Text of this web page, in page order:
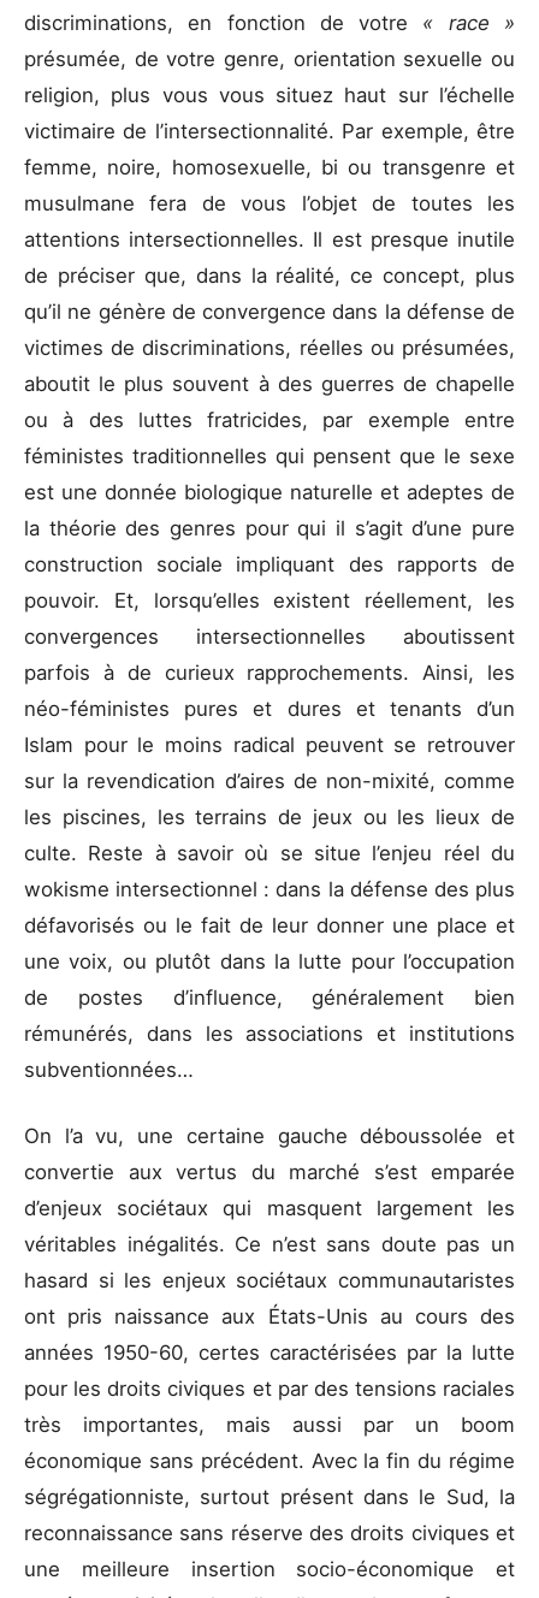
discriminations, en fonction de votre « race »
présumée, de votre genre, orientation sexuelle ou
religion, plus vous vous situez haut sur l’échelle
victimaire de l’intersectionnalité. Par exemple, être
femme, noire, homosexuelle, bi ou transgenre et
musulmane fera de vous l’objet de toutes les
attentions intersectionnelles. Il est presque inutile
de préciser que, dans la réalité, ce concept, plus
qu’il ne génère de convergence dans la défense de
victimes de discriminations, réelles ou présumées,
aboutit le plus souvent à des guerres de chapelle
ou à des luttes fratricides, par exemple entre
féministes traditionnelles qui pensent que le sexe
est une donnée biologique naturelle et adeptes de
la théorie des genres pour qui il s’agit d’une pure
construction sociale impliquant des rapports de
pouvoir. Et, lorsqu’elles existent réellement, les
convergences intersectionnelles aboutissent
parfois à de curieux rapprochements. Ainsi, les
néo-féministes pures et dures et tenants d’un
Islam pour le moins radical peuvent se retrouver
sur la revendication d’aires de non-mixité, comme
les piscines, les terrains de jeux ou les lieux de
culte. Reste à savoir où se situe l’enjeu réel du
wokisme intersectionnel : dans la défense des plus
défavorisés ou le fait de leur donner une place et
une voix, ou plutôt dans la lutte pour l’occupation
de postes d’influence, généralement bien
rémunérés, dans les associations et institutions
subventionnées…
On l’a vu, une certaine gauche déboussolée et
convertie aux vertus du marché s’est emparée
d’enjeux sociétaux qui masquent largement les
véritables inégalités. Ce n’est sans doute pas un
hasard si les enjeux sociétaux communautaristes
ont pris naissance aux États-Unis au cours des
années 1950-60, certes caractérisées par la lutte
pour les droits civiques et par des tensions raciales
très importantes, mais aussi par un boom
économique sans précédent. Avec la fin du régime
ségrégationniste, surtout présent dans le Sud, la
reconnaissance sans réserve des droits civiques et
une meilleure insertion socio-économique et